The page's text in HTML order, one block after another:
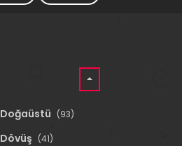
Doğaüstü (93)
Dövüş (41)